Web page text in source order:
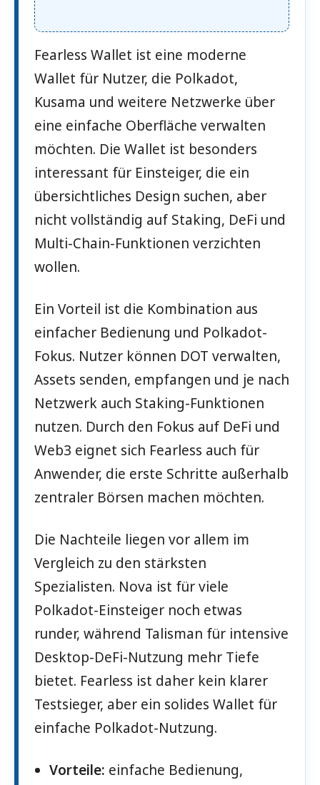
Fearless Wallet ist eine moderne
Wallet für Nutzer, die Polkadot,
Kusama und weitere Netzwerke über
eine einfache Oberfläche verwalten
möchten. Die Wallet ist besonders
interessant für Einsteiger, die ein
übersichtliches Design suchen, aber
nicht vollständig auf Staking, DeFi und
Multi-Chain-Funktionen verzichten
wollen.
Ein Vorteil ist die Kombination aus
einfacher Bedienung und Polkadot-
Fokus. Nutzer können DOT verwalten,
Assets senden, empfangen und je nach
Netzwerk auch Staking-Funktionen
nutzen. Durch den Fokus auf DeFi und
Web3 eignet sich Fearless auch für
Anwender, die erste Schritte außerhalb
zentraler Börsen machen möchten.
Die Nachteile liegen vor allem im
Vergleich zu den stärksten
Spezialisten. Nova ist für viele
Polkadot-Einsteiger noch etwas
runder, während Talisman für intensive
Desktop-DeFi-Nutzung mehr Tiefe
bietet. Fearless ist daher kein klarer
Testsieger, aber ein solides Wallet für
einfache Polkadot-Nutzung.
Vorteile: einfache Bedienung,